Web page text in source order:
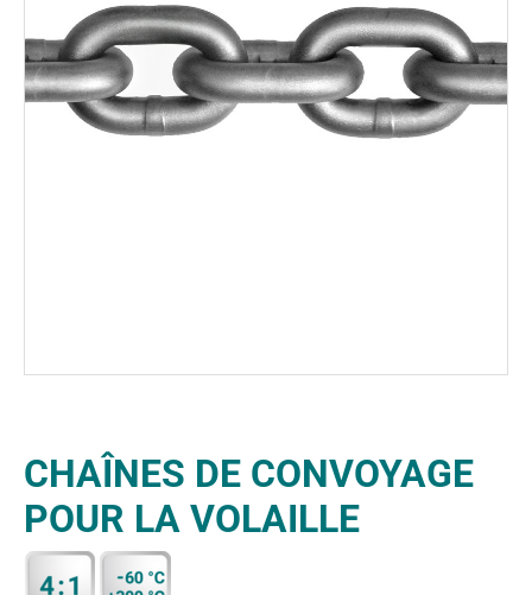
CHAÎNES DE CONVOYAGE
POUR LA VOLAILLE